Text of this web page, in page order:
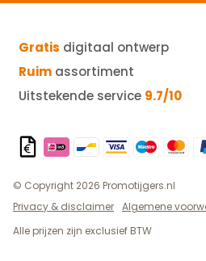
Gratis digitaal ontwerp
Ruim assortiment
Uitstekende service 9.7/10
© Copyright 2026 Promotijgers.nl
Privacy & disclaimer Algemene
Alle prijzen zijn exclusief BTW